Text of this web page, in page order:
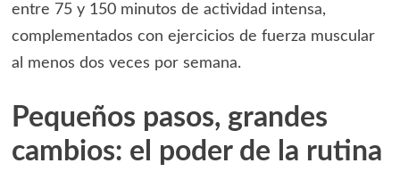
entre 75 y 150 minutos de actividad intensa,
complementados con ejercicios de fuerza muscular
al menos dos veces por semana.
Pequeños pasos, grandes
cambios: el poder de la rutina